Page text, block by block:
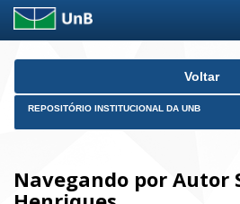
Skip
Voltar
REPOSITÓRIO INSTITUCIONAL DA UNB
Navegando por Autor